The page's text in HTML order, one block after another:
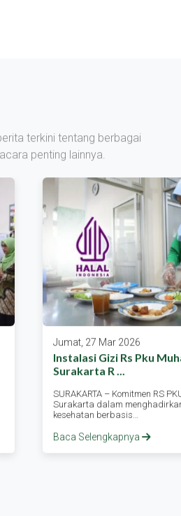
terkini tentang berbagai
penting lainnya.
Jumat, 27 Mar 2026
Instalasi Gizi Rs Pku
Surakarta R ...
SURAKARTA – Komitmen RS
Surakarta dalam
kesehatan berbasis…
Baca Selengkapnya